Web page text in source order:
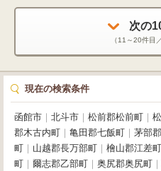
次の
（11～20件目
現在の検索条件
函館市 北斗市 松前郡松前町
郡木古内町
亀田郡七飯町 茅部
町
山越郡長万部町 檜山郡江差町
町
爾志郡乙部町 奥尻郡奥尻町